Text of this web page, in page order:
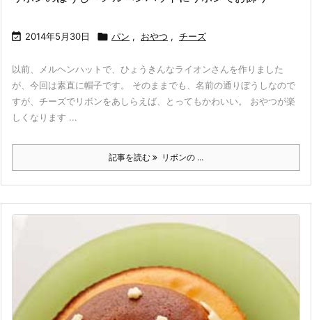
 2014年5月30日  パン , おやつ , チーズ
以前、メルヘンハットで、ひょうきんなライオンさんを作りました
が、今回は素直に帽子です。 そのままでも、名前の通りぼうしなので
すが、チーズでリボンをあしらえば、とってもかわいい。 おやつが楽
しくなります ...
記事を読む リボンの ...